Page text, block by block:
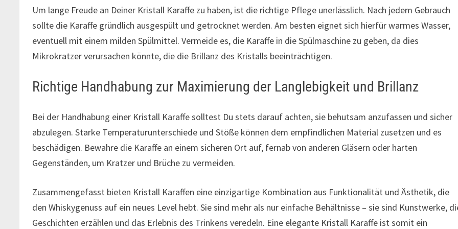
Um lange Freude an Deiner Kristall Karaffe zu haben, ist die richtige Pflege unerlässlich. Nach jedem Gebrauch
sollte die Karaffe gründlich ausgespült und getrocknet werden. Am besten eignet sich hierfür warmes Wasser,
eventuell mit einem milden Spülmittel. Vermeide es, die Karaffe in die Spülmaschine zu geben, da dies
Mikrokratzer verursachen könnte, die die Brillanz des Kristalls beeinträchtigen.
Richtige Handhabung zur Maximierung der Langlebigkeit und Brillanz
Bei der Handhabung einer Kristall Karaffe solltest Du stets darauf achten, sie behutsam anzufassen und sicher
abzulegen. Starke Temperaturunterschiede und Stöße können dem empfindlichen Material zusetzen und es
beschädigen. Bewahre die Karaffe an einem sicheren Ort auf, fernab von anderen Gläsern oder harten
Gegenständen, um Kratzer und Brüche zu vermeiden.
Zusammengefasst bieten Kristall Karaffen eine einzigartige Kombination aus Funktionalität und Ästhetik, die
den Whiskygenuss auf ein neues Level hebt. Sie sind mehr als nur einfache Behältnisse – sie sind Kunstwerke,
Geschichten erzählen und das Erlebnis des Trinkens veredeln. Eine elegante Kristall Karaffe ist somit ein